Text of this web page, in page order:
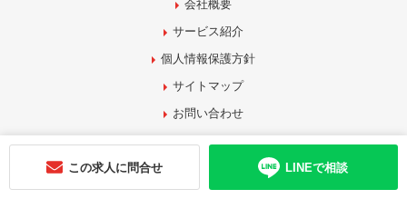
この求人に問合せ LINEで相談
会社概要
サービス紹介
個人情報保護方針
サイトマップ
お問い合わせ
20代に特化して、今後のキャリアを一緒に考える担当キャリアアドバイザー